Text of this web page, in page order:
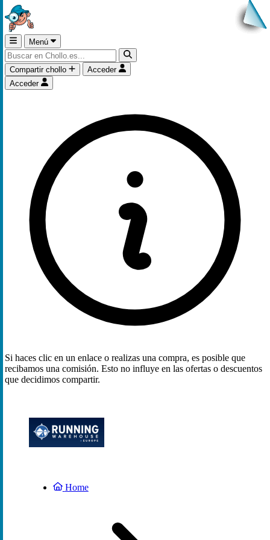
Menú
Compartir chollo
Acceder
Acceder
Si haces clic en un enlace o realizas una compra, es posible que
recibamos una comisión. Esto no influye en las ofertas o descuentos
que decidimos compartir.
Home